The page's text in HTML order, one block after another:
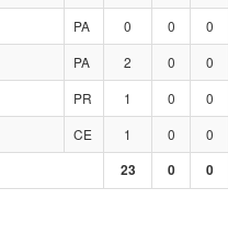
PA 0 0 0
PA 2 0 0
PR 1 0 0
CE 1 0 0
23 0 0